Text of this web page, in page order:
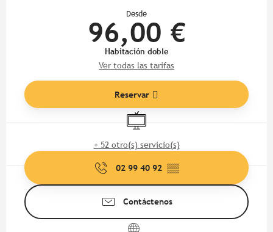
Desde
96,00 €
Habitación doble
Ver todas las tarifas
Reservar
Televisión
+ 52 otro(s) servicio(s)
02 99 40 92 ▒▒
Contáctenos